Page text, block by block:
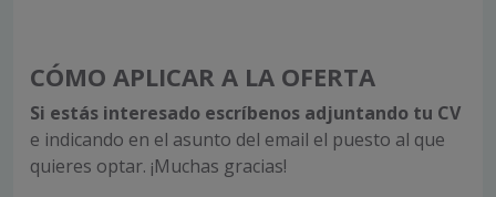
CÓMO APLICAR A LA OFERTA
Si estás interesado escríbenos adjuntando tu CV
e indicando en el asunto del email el puesto al que
quieres optar. ¡Muchas gracias!